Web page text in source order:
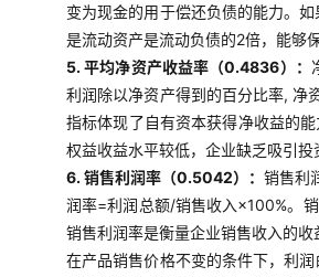
变为现金的用于偿还负债的能力。
是流动资产是流动负债的2倍，能够
5. 平均净资产收益率（0.4836）：
利润除以净资产得到的百分比率, 净
指标体现了自有资本获得净收益的
权益收益水平较低，企业缺乏吸引投
6. 销售利润率（0.5042）：销售利
润率=利润总额/销售收入×100%。
销售利润率是衡量企业销售收入的
在产品销售价格不变的条件下，利